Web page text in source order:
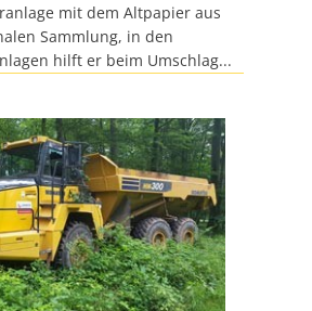
mit dem Altpapier aus
Sammlung, in den
hilft er beim Umschlag...